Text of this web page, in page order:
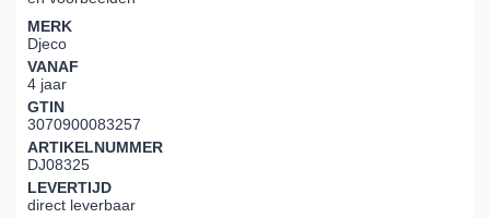
MERK
Djeco
VANAF
4 jaar
GTIN
3070900083257
ARTIKELNUMMER
DJ08325
LEVERTIJD
direct leverbaar